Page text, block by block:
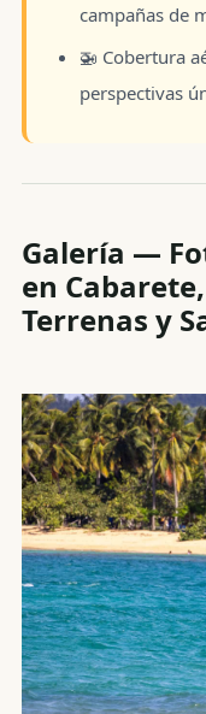
campañas de
🚁 Cobertura
perspectivas
Galería —
en
Terrenas y